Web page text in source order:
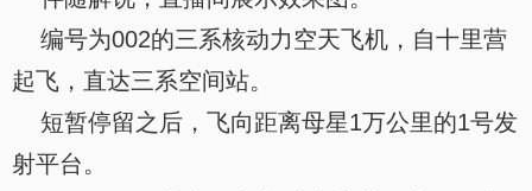
编号为002的三系核动力空天飞机，自十里营
起飞，直达三系空间站。
短暂停留之后，飞向距离母星1万公里的1号发
射平台。